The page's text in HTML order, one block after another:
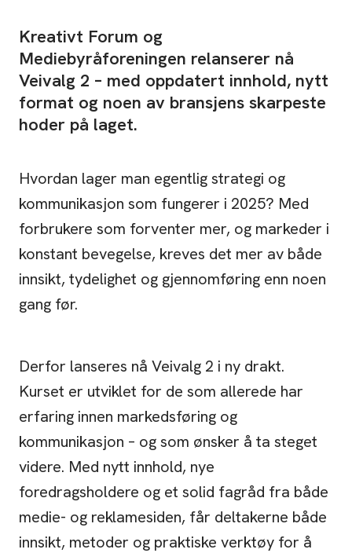
Kreativt Forum og
Mediebyråforeningen relanserer nå
Veivalg 2 – med oppdatert innhold, nytt
format og noen av bransjens skarpeste
hoder på laget.
Hvordan lager man egentlig strategi og
kommunikasjon som fungerer i 2025? Med
forbrukere som forventer mer, og markeder i
konstant bevegelse, kreves det mer av både
innsikt, tydelighet og gjennomføring enn noen
gang før.
Derfor lanseres nå Veivalg 2 i ny drakt.
Kurset er utviklet for de som allerede har
erfaring innen markedsføring og
kommunikasjon – og som ønsker å ta steget
videre. Med nytt innhold, nye
foredragsholdere og et solid fagråd fra både
medie- og reklamesiden, får deltakerne både
innsikt, metoder og praktiske verktøy for å